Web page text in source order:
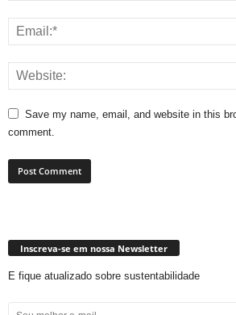
Save my name, email, and website in this
comment.
Inscreva-se em nossa Newsletter
E fique atualizado sobre sustentabilidade